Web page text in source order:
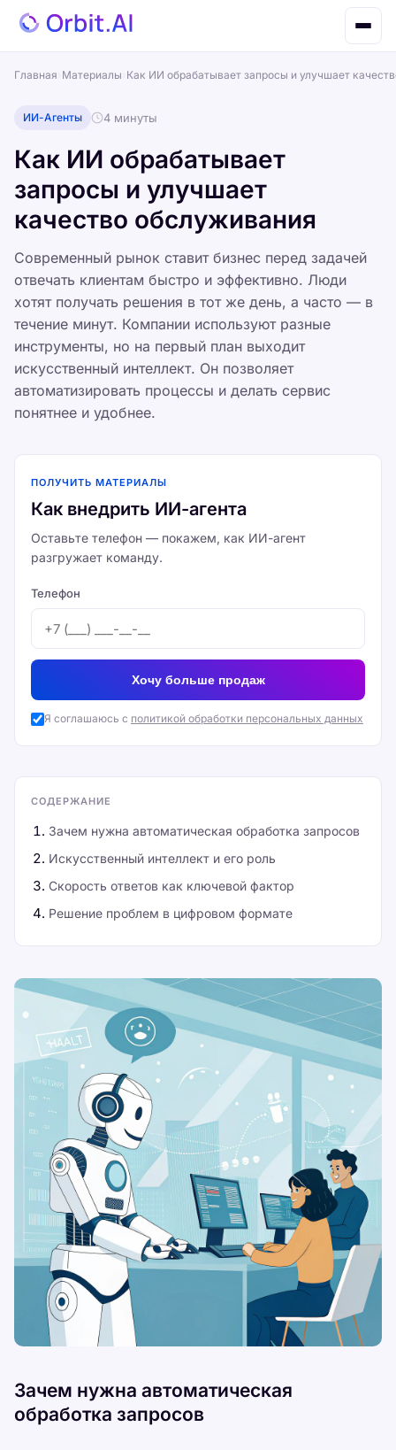
Главная Материалы Как ИИ обрабатывает запросы и улучшает
ИИ-Агенты 4 минуты
Как ИИ обрабатывает
запросы и улучшает
качество обслуживания
Современный рынок ставит бизнес перед задачей
отвечать клиентам быстро и эффективно. Люди
хотят получать решения в тот же день, а часто — в
течение минут. Компании используют разные
инструменты, но на первый план выходит
искусственный интеллект. Он позволяет
автоматизировать процессы и делать сервис
понятнее и удобнее.
ПОЛУЧИТЬ МАТЕРИАЛЫ
Как внедрить ИИ-агента
Оставьте телефон — покажем, как ИИ-агент
разгружает команду.
Телефон
Хочу больше продаж
Я соглашаюсь с политикой обработки персональных данных
СОДЕРЖАНИЕ
Зачем нужна автоматическая обработка запросов
Искусственный интеллект и его роль
Скорость ответов как ключевой фактор
Решение проблем в цифровом формате
Зачем нужна автоматическая
обработка запросов